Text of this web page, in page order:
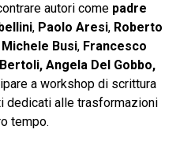
autori come padre
, Paolo Aresi, Roberto
Michele Busi, Francesco
Angela Del Gobbo,
a workshop di scrittura
dedicati alle trasformazioni
tempo.